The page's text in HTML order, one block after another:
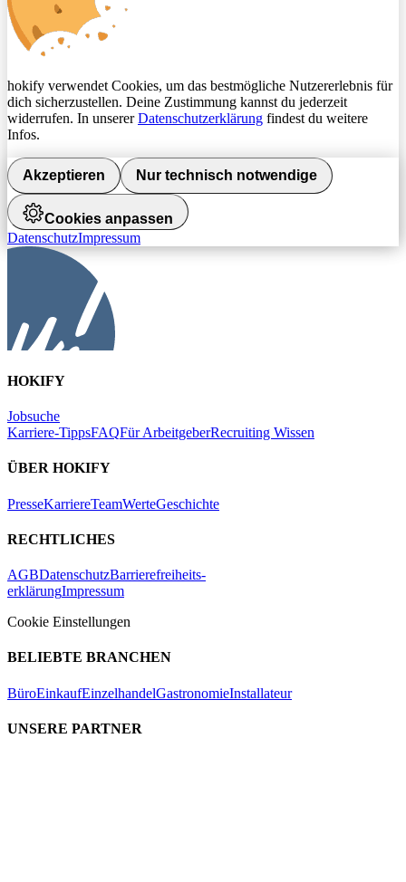
hokify verwendet Cookies, um das bestmögliche Nutzererlebnis für
dich sicherzustellen. Deine Zustimmung kannst du jederzeit
widerrufen. In unsererDatenschutzerklärung findest du weitere
Infos.
Akzeptieren Nur technisch notwendige
Cookies anpassen
DatenschutzImpressum
HOKIFY
Jobsuche
Karriere-TippsFAQFür ArbeitgeberRecruiting Wissen
ÜBER HOKIFY
PresseKarriereTeamWerteGeschichte
RECHTLICHES
AGBDatenschutzBarrierefreiheits-
erklärungImpressum
Cookie Einstellungen
BELIEBTE BRANCHEN
BüroEinkaufEinzelhandelGastronomieInstallateur
UNSERE PARTNER